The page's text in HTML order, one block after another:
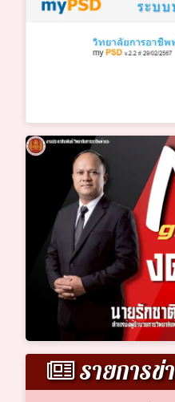
รายการข่